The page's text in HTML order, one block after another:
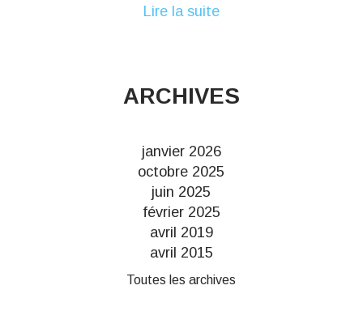
Lire la suite
ARCHIVES
janvier 2026
octobre 2025
juin 2025
février 2025
avril 2019
avril 2015
Toutes les archives